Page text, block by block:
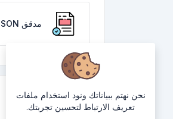
مدقق JSON
نحن نهتم ببياناتك ونود استخدام ملفات
تعريف الارتباط لتحسين تجربتك.